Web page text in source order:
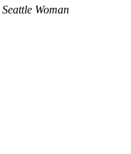
Seattle Woman